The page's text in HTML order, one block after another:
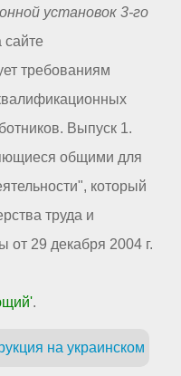
установок 3-го
сайте
требованиям
Выпуск 1.
общими для
который
труда и
от 29 декабря 2004 г.
.
на украинском